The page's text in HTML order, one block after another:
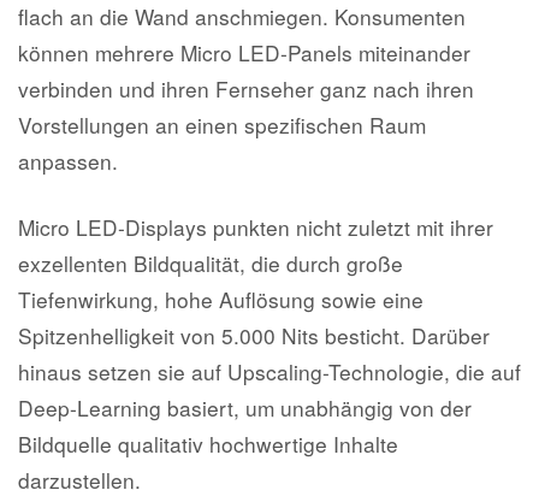
flach an die Wand anschmiegen. Konsumenten
können mehrere Micro LED-Panels miteinander
verbinden und ihren Fernseher ganz nach ihren
Vorstellungen an einen spezifischen Raum
anpassen.
Micro LED-Displays punkten nicht zuletzt mit ihrer
exzellenten Bildqualität, die durch große
Tiefenwirkung, hohe Auflösung sowie eine
Spitzenhelligkeit von 5.000 Nits besticht. Darüber
hinaus setzen sie auf Upscaling-Technologie, die auf
Deep-Learning basiert, um unabhängig von der
Bildquelle qualitativ hochwertige Inhalte
darzustellen.